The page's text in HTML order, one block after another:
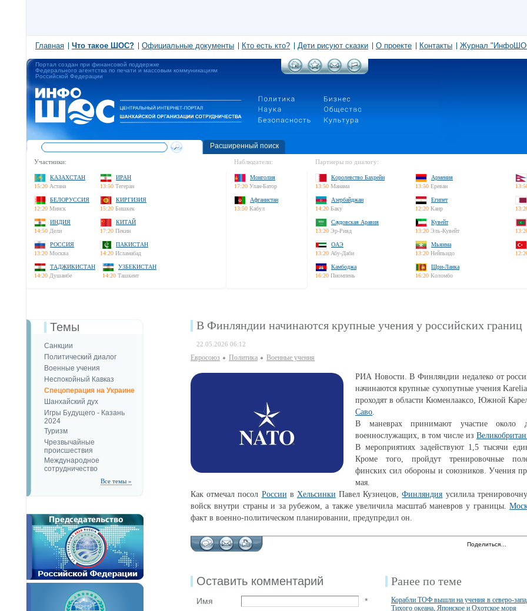
Главная Что такое ШОС? Официальные документы Кто есть кто? Дети рисуют сказки О проекте Контакты Журнал
Портал создан при финансовой поддержке
Федерального агентства по печати и массовым коммуникациям
Российской Федерации
Расширенный поиск
Участники:
КАЗАХСТАН
15:20 Астана
ИРАН
13:50 Тегеран
БЕЛОРУССИЯ
12:20 Минск
КИРГИЗИЯ
15:20 Бишкек
ИНДИЯ
14:50 Дели
КИТАЙ
17:20 Пекин
РОССИЯ
13:20 Москва
ПАКИСТАН
14:20 Исламабад
ТАДЖИКИСТАН
14:20 Душанбе
УЗБЕКИСТАН
14:20 Ташкент
Наблюдатели:
Монголия
17:20 Улан-Батор
Афганистан
13:50 Кабул
Партнеры по диалогу:
Королевство Бахрейн
13:50 Манама
Армения
13:50 Ереван
Азербайджан
14:20 Баку
Египет
12:20 Каир
Саудовская Аравия
13:20 Эр-Рияд
Кувейт
13:20 Эль-Кувейт
ОАЭ
13:20 Абу-Даби
Мьянма
13:20 Нейпьидо
Камбоджа
16:20 Пномпень
Шри-Ланка
16:20 Коломбо
Темы
Санкции
Политический диалог
Военные учения
Неспокойный Кавказ
Спецоперация на Украине
Шанхайский дух
Игры Будущего - Казань
2024
Туризм
Чрезвычайные
происшествия
Международное
сотрудничество
Все темы »
В Финляндии начинаются крупные учения у российских границ
22.05.2026 06:12
Евросоюз Политика Военные учения
РИА Новости. В Финляндии недалеко от
начинаются крупные сухопутные учения
проходят в области Кюменлааксо, Южной
Саво.
В маневрах принимают участие около
военнослужащих, в том числе из
В мероприятиях задействуют 1,5 тысячи
Кроме того, пройдут тренировочные
финских сил обороны и союзников. Учения
мая.
Как отмечал посол России в Хельсинки Павел Кузнецов,Финляндия усилила
войск внутри страны и за рубежом, а также увеличила масштаб маневров у границы.
факт в военно-политическом планировании, предупредил он.
Поделиться…
Оставить комментарий
Имя
*
Ранее по теме
Корабли ТОФ вышли на учения в северо-
Тихого океана, Японское и Охотское моря